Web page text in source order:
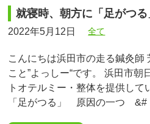
就寝時、朝方に「足がつ
2022年5月12日 全て
こんにちは浜田市の走る鍼灸
こと”よっしー“です。 浜田市朝
トオテルミー・整体を提供し
「足がつる」 原因の一つ